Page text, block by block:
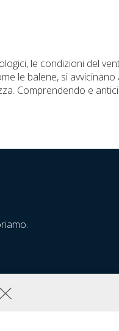
le condizioni del
le balene, si
Comprendendo e